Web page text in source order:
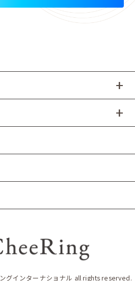
グインターナショナル all rights reserved.